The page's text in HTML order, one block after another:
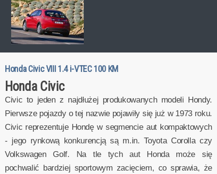
Honda Civic VIII 1.4 i-VTEC 100 KM
Honda Civic
Civic to jeden z najdłużej produkowanych modeli Hondy.
Pierwsze pojazdy o tej nazwie pojawiły się już w 1973 roku.
Civic reprezentuje Hondę w segmencie aut kompaktowych
- jego rynkową konkurencją są m.in. Toyota Corolla czy
Volkswagen Golf. Na tle tych aut Honda może się
pochwalić bardziej sportowym zacięciem, co sprawia, że